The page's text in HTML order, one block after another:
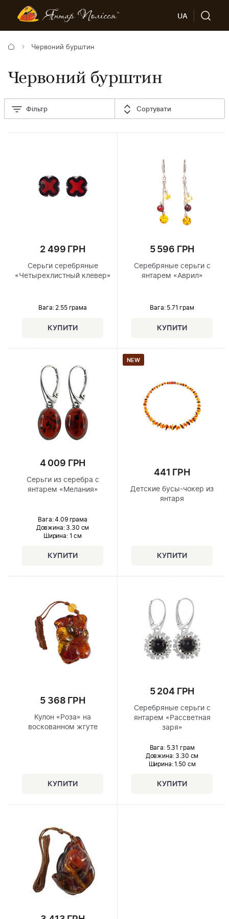
UA
Червоний бурштин
Червоний бурштин
Фільтр Сортувати
2 499 ГРН
Серьги серебряные
«Четырехлистный клевер»
Вага: 2.55 грама
5 596 ГРН
Серебряные серьги с
янтарем «Аврил»
Вага: 5.71 грам
4 009 ГРН
Серьги из серебра с
янтарем «Мелания»
Вага: 4.09 грама
Довжина:3.30 см
Ширина: 1 см
NEW
441 ГРН
Детские бусы-чокер из
янтаря
5 368 ГРН
Кулон «Роза» на
воскованном жгуте
5 204 ГРН
Серебряные серьги с
янтарем «Рассветная
заря»
Вага: 5.31 грам
Довжина:3.30 см
Ширина: 1.50 см